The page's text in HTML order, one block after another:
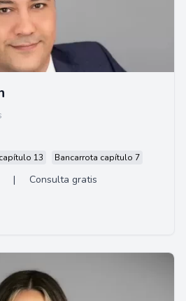
13 Bancarrota capítulo 7
| Consulta gratis